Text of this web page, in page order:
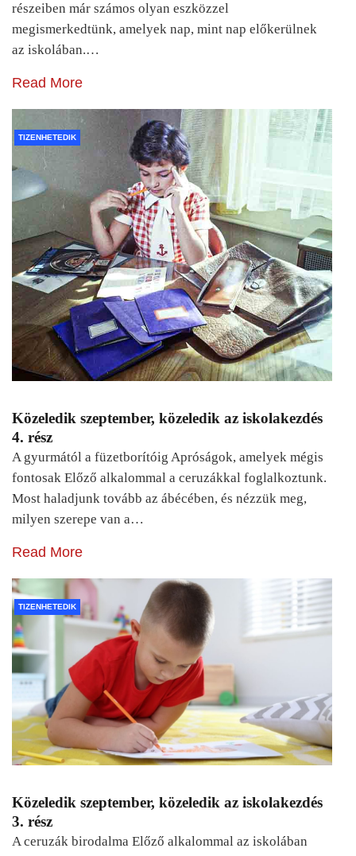
részeiben már számos olyan eszközzel
megismerkedtünk, amelyek nap, mint nap előkerülnek
az iskolában.…
Read More
TIZENHETEDIK
Közeledik szeptember, közeledik az iskolakezdés
4. rész
A gyurmától a füzetborítóig Apróságok, amelyek mégis
fontosak Előző alkalommal a ceruzákkal foglalkoztunk.
Most haladjunk tovább az ábécében, és nézzük meg,
milyen szerepe van a…
Read More
TIZENHETEDIK
Közeledik szeptember, közeledik az iskolakezdés
3. rész
A ceruzák birodalma Előző alkalommal az iskolában